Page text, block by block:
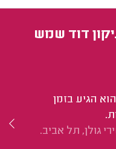
דוד שמש
הגיע בזמן
גולן, תל אביב.